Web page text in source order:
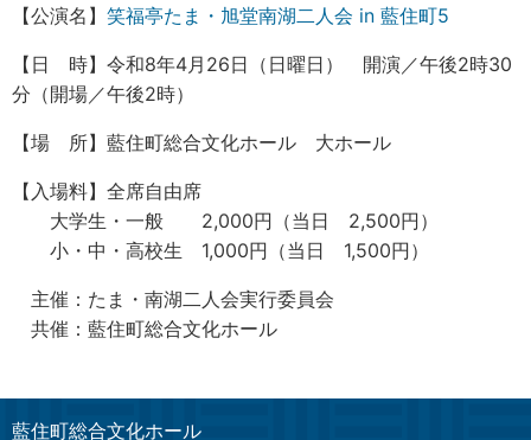
【公演名】 笑福亭たま・旭堂南湖二人会 in 藍住町5
【日 時】令和8年4月26日（日曜日） 開演／午後2時30
分（開場／午後2時）
【場 所】藍住町総合文化ホール 大ホール
【入場料】全席自由席
大学生・一般 2,000円（当日 2,500円）
小・中・高校生 1,000円（当日 1,500円）
主催：たま・南湖二人会実行委員会
共催：藍住町総合文化ホール
藍住町総合文化ホール